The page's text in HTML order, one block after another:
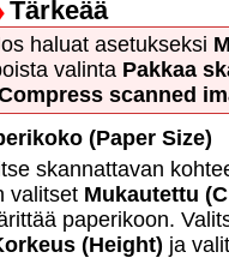
Tärkeää
haluat asetukseksi
valinta Pakkaa
scanned
(Paper Size)
skannattavan
valitset Mukautettu
paperikoon.
(Height) ja